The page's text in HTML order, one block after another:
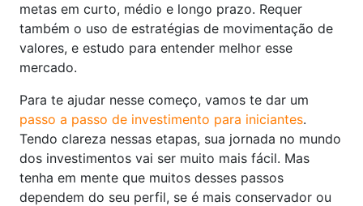
metas em curto, médio e longo prazo. Requer
também o uso de estratégias de movimentação de
valores, e estudo para entender melhor esse
mercado.
Para te ajudar nesse começo, vamos te dar um
passo a passo de investimento para iniciantes.
Tendo clareza nessas etapas, sua jornada no mundo
dos investimentos vai ser muito mais fácil. Mas
tenha em mente que muitos desses passos
dependem do seu perfil, se é mais conservador ou